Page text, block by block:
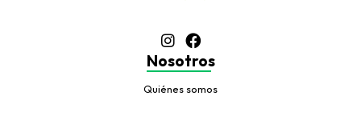
Nosotros
Quiénes somos